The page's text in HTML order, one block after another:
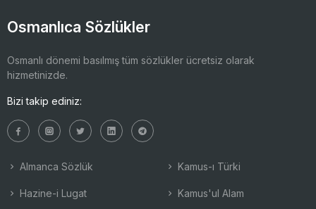
Osmanlıca Sözlükler
Osmanlı dönemi basılmış tüm sözlükler ücretsiz olarak
hizmetinizde.
Bizi takip ediniz:
Almanca Sözlük
Hazine-i Lugat
Kamus-ı Türki
Kamus'ul Alam